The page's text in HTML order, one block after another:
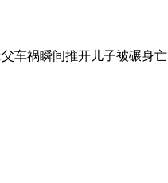
"
控抓拍"婀娜"贼影
车祸瞬间推开儿子被碾身亡